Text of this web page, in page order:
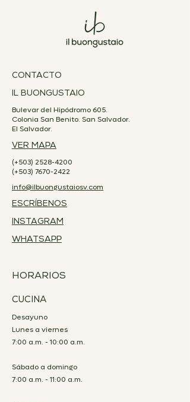
CONTACTO
IL BUONGUSTAIO
Bulevar del Hipódromo 605.
Colonia San Benito. San Salvador.
El Salvador.
VER MAPA
(+503) 2528-4200
(+503) 7670-2422
info@ilbuongustaiosv.com
ESCRÍBENOS
INSTAGRAM
WHATSAPP
HORARIOS
CUCINA
Desayuno
Lunes a viernes
7:00 a.m. - 10:00 a.m.
Sábado a domingo
7:00 a.m. - 11:00 a.m.